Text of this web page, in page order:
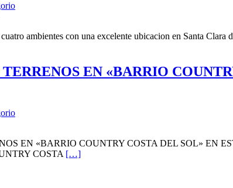
cuatro ambientes con una excelente ubicacion en Santa
EN «BARRIO
EN «BARRIO COUNTRY COSTA DEL SOL» EN
COSTA […]